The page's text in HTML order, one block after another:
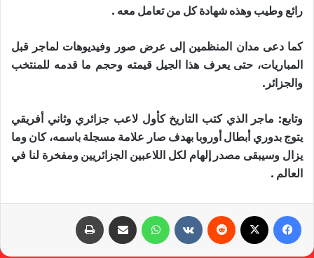
رائع وطيب وهذه شهادة كل من تعامل معه .
كما دعى مدان المنظمين إلى عرض صور وفيديوهات لماجر قبل
المباريات، حتى يعرف هذا الجيل قيمته وحجم ما قدمه للمنتخب
والجزائر .
وتابع: ماجر الذي كتب التاريخ كأول لاعب جزائري وثاني أفريقي
يتوج بدوري أبطال أوروبا بهدف صار علامة مسجلة باسمه، كان وما
يزال وسيبقى مصدر إلهام لكل اللاعبين الجزائريين ومفخرة لنا في
العالم .
واتساب